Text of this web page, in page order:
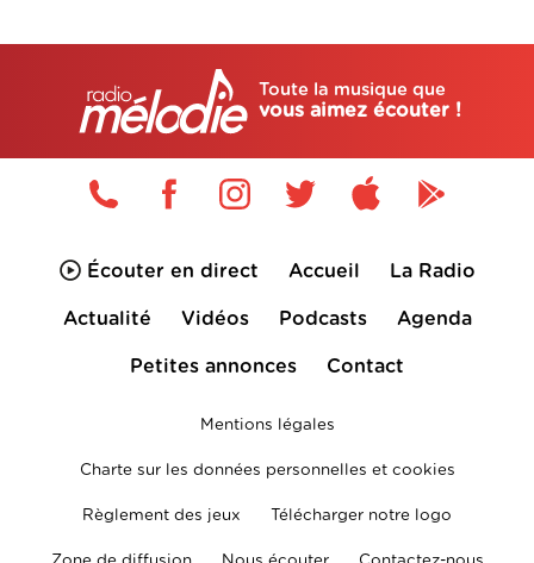
Toute la musique que
vous aimez écouter !
Écouter en direct Accueil La Radio
Actualité Vidéos Podcasts Agenda
Petites annonces Contact
Mentions légales
Charte sur les données personnelles et cookies
Règlement des jeux Télécharger notre logo